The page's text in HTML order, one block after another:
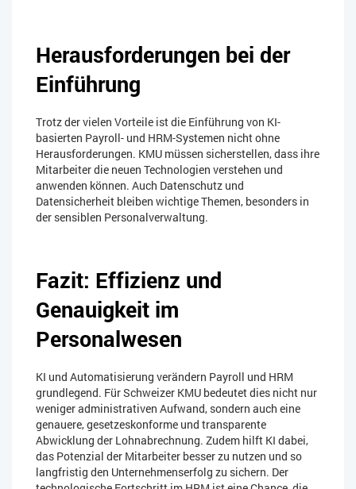
Herausforderungen bei der
Einführung
Trotz der vielen Vorteile ist die Einführung von KI-
basierten Payroll- und HRM-Systemen nicht ohne
Herausforderungen. KMU müssen sicherstellen, dass ihre
Mitarbeiter die neuen Technologien verstehen und
anwenden können. Auch Datenschutz und
Datensicherheit bleiben wichtige Themen, besonders in
der sensiblen Personalverwaltung.
Fazit: Effizienz und
Genauigkeit im
Personalwesen
KI und Automatisierung verändern Payroll und HRM
grundlegend. Für Schweizer KMU bedeutet dies nicht nur
weniger administrativen Aufwand, sondern auch eine
genauere, gesetzeskonforme und transparente
Abwicklung der Lohnabrechnung. Zudem hilft KI dabei,
das Potenzial der Mitarbeiter besser zu nutzen und so
langfristig den Unternehmenserfolg zu sichern. Der